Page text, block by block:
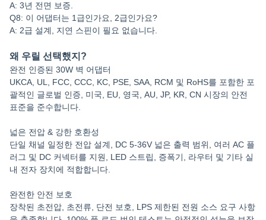
A: 3년 전면 보증.
Q8: 이 어댑터는 1급인가요, 2급인가요?
A: 2급 설계, 지연 스핀이 필요 없습니다.
왜 우릴 선택했지?
완전 인증된 30W 벽 어댑터
UKCA, UL, FCC, CCC, KC, PSE, SAA, RCM 및 RoHS를 포함한 포
괄적인 글로벌 인증, 미국, EU, 영국, AU, JP, KR, CN 시장의 안전
표준을 준수합니다.
넓은 전압 & 강한 호환성
단일 채널 일정한 전압 설계, DC 5-36V 넓은 출력 범위, 여러 AC 플
러그 및 DC 커넥터를 지원, LED 스트립, 증폭기, 라우터 및 기타 실
내 전자 장치에 적합합니다.
완전한 안전 보호
장착된 초전압, 초전류, 단전 보호, LPS 제한된 전원 소스 요구 사항